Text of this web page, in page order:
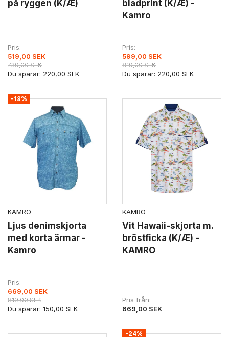
på ryggen (K/Æ)
Pris
519,00 SEK
739,00 SEK
Du sparar: 220,00 SEK
bladprint (K/Æ) -
Kamro
Pris
599,00 SEK
819,00 SEK
Du sparar: 220,00 SEK
-18%
KAMRO
Ljus denimskjorta
med korta ärmar -
Kamro
Pris
669,00 SEK
819,00 SEK
Du sparar: 150,00 SEK
KAMRO
Vit Hawaii-skjorta m.
bröstficka (K/Æ) -
KAMRO
Pris från
669,00 SEK
-24%